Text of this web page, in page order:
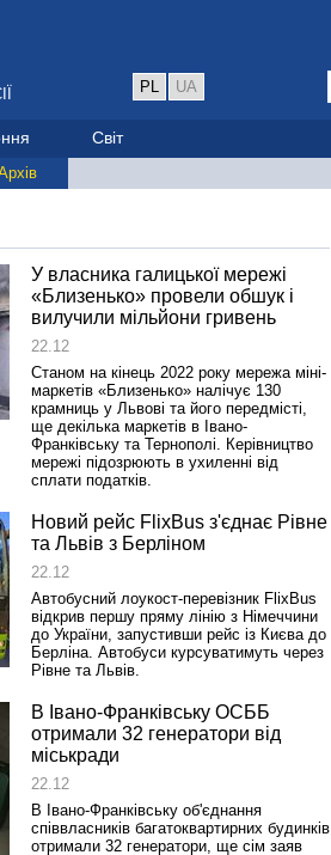
PL UA
Світ
У власника галицької мережі
«Близенько» провели обшук і
вилучили мільйони гривень
22.12
Станом на кінець 2022 року мережа міні-
маркетів «Близенько» налічує 130
крамниць у Львові та його передмісті,
ще декілька маркетів в Івано-
Франківську та Тернополі. Керівництво
мережі підозрюють в ухиленні від
сплати податків.
Новий рейс FlixBus з'єднає Рівне
та Львів з Берліном
22.12
Автобусний лоукост-перевізник FlixBus
відкрив першу пряму лінію з Німеччини
до України, запустивши рейс із Києва до
Берліна. Автобуси курсуватимуть через
Рівне та Львів.
В Івано-Франківську ОСББ
отримали 32 генератори від
міськради
22.12
В Івано-Франківську об'єднання
співвласників багатоквартирних будинків
отримали 32 генератори, ще сім заяв